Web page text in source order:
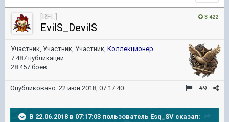
3 422
[RFL]
EvilS_DevilS
Участник, Участник, Участник, Коллекционер
7 487 публикаций
28 457 боёв
#9
Опубликовано: 22 июн 2018, 07:17:40
В 22.06.2018 в 07:17:03 пользователь Esq_SV сказал: